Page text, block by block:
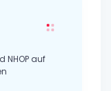
NHOP auf